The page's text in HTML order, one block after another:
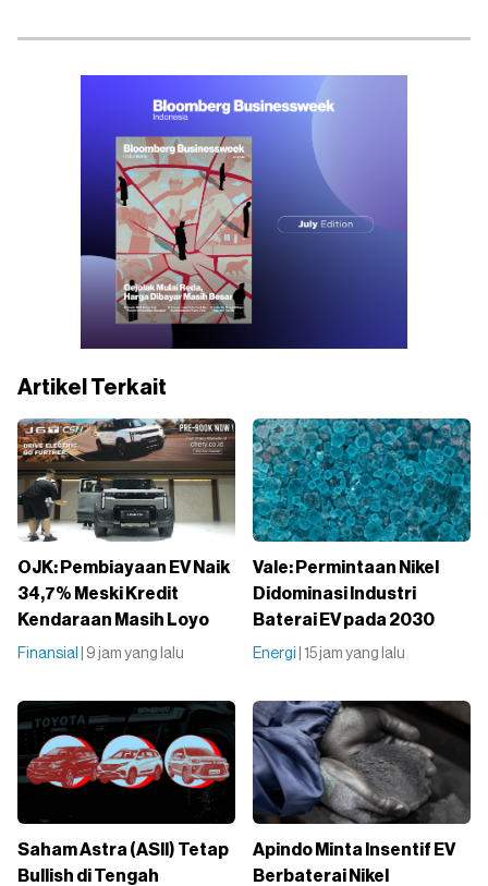
Artikel Terkait
OJK: Pembiayaan EV Naik
34,7% Meski Kredit
Kendaraan Masih Loyo
Finansial | 9 jam yang lalu
Vale: Permintaan Nikel
Didominasi Industri
Baterai EV pada 2030
Energi | 15 jam yang lalu
Saham Astra (ASII) Tetap
Bullish di Tengah
Apindo Minta Insentif EV
Berbaterai Nikel